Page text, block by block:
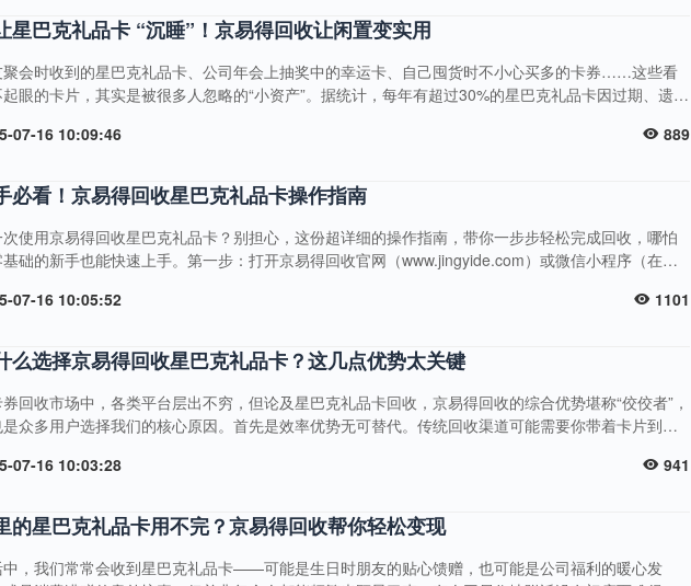
星巴克礼品卡 “沉睡”！京易得回收让闲置变实用
聚会时收到的星巴克礼品卡、公司年会上抽奖中的幸运卡、自己囤货时不小心买多的卡券……这些看
眼的卡片，其实是被很多人忽略的“小资产”。据统计，每年有超过30%的星巴克礼品卡因过期、遗
京易得回收“唤醒”，让余额发挥更大价值。比如，用回收的钱给手机充话费，解决每月通讯开支；给
传递生活的温暖。哪怕是几....
07-16 10:09:46 889
必看！京易得回收星巴克礼品卡操作指南
使用京易得回收星巴克礼品卡？别担心，这份超详细的操作指南，带你一步步轻松完成回收，哪怕
础的新手也能快速上手。第一步：打开京易得回收官网（www.jingyide.com）或微信小程序（在微
6位验证码，10秒内即可完成注册；已有账号的用户直接输入账号密码或选择快捷登录，操作简单便
索栏输....
07-16 10:05:52 1101
么选择京易得回收星巴克礼品卡？这几点优势太关键
回收市场中，各类平台层出不穷，但论及星巴克礼品卡回收，京易得回收的综合优势堪称“佼佼者”，
众多用户选择我们的核心原因。首先是效率优势无可替代。传统回收渠道可能需要你带着卡片到指
息后，依托智能审核系统，从信息校验到价格核算全程自动化处理，通常3-5分钟内就能完成评估并
。其次是价格体系公平合理。京易得回收拥有专业的市场调研团队，实时追踪星巴克礼品卡的市场
情况、汇率....
07-16 10:03:28 941
的星巴克礼品卡用不完？京易得回收帮你轻松变现
中，我们常常会收到星巴克礼品卡——可能是生日时朋友的贴心馈赠，也可能是公司福利的暖心发